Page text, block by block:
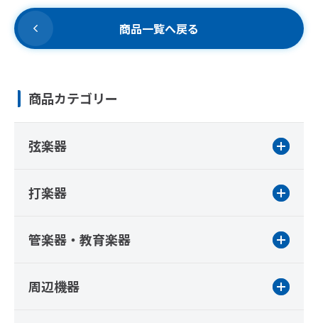
商品一覧へ戻る
商品カテゴリー
弦楽器
打楽器
管楽器・教育楽器
周辺機器